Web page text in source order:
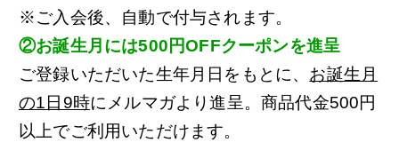
※ご入会後、自動で付与されます。
②お誕生月には500円OFFクーポンを進呈
ご登録いただいた生年月日をもとに、 お誕生月
の1日9時にメルマガより進呈。商品代金500円
以上でご利用いただけます。